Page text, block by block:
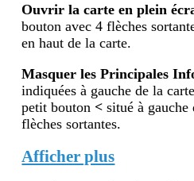
Ouvrir la carte en plein
bouton avec 4 flèches
en haut de la carte.
Masquer les Principales
indiquées à gauche de la
petit bouton < situé à
flèches sortantes.
Afficher plus